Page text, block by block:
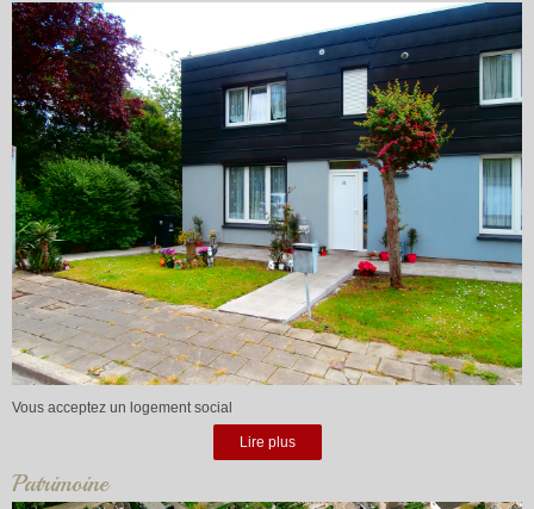
Vous acceptez un logement social
Lire plus
Patrimoine